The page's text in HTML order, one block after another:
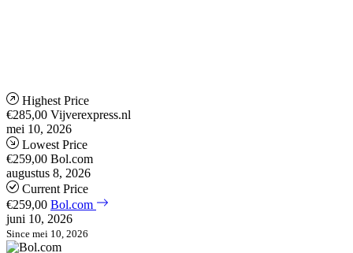
Highest Price
€285,00 Vijverexpress.nl
mei 10, 2026
Lowest Price
€259,00 Bol.com
augustus 8, 2026
Current Price
€259,00 Bol.com
juni 10, 2026
Since mei 10, 2026